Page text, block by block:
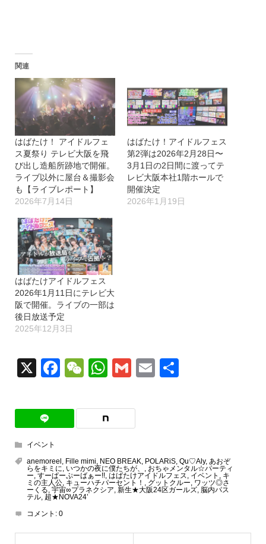
関連
はばたけ！ アイドルフェ
ス夏祭り テレビ大阪を飛
び出し造船所跡地で開催。
ライブ以外に屋台＆撮影会
も【ライブレポート】
2026年7月14日
はばたけ！アイドルフェス
第2弾は2026年2月28日〜
3月1日の2日間に渡ってテ
レビ大阪本社1階ホールで
開催決定
2026年1月19日
はばたけアイドルフェス
2026年1月11日にテレビ大
阪で開催。ライブの一部は
後日放送予定
2025年12月3日
X Facebook
WeChat
WhatsApp
GmailEmail
イベント
anemoreel , Fille mimi, NEO BREAK, POLARiS, Qu♡Aly, あおぞ
らをキミに, いつかの夜に僕たちが、 , おちゃメンタル☆パーティ
ー, すーぱーぷーばぁー!!, はばたけアイドルフェス, イベント , キ
ミの主人公, キューハチパーセント！ , グットクルー, ワッツ◎さ
ーくる, 宇宙∞プラネクシア, 新生★大阪24区ガールズ, 脳内パス
テル, 超★NOVA24’
コメント: 0